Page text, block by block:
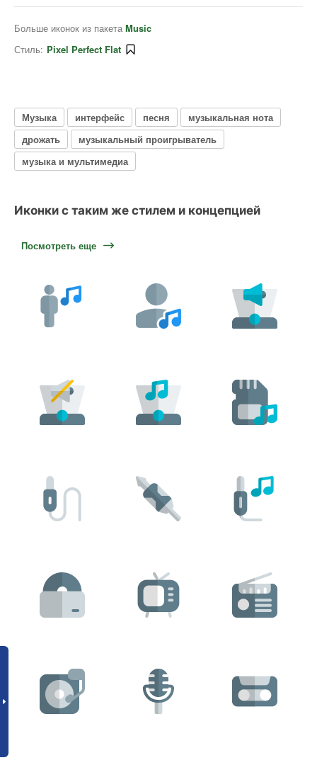
Больше иконок из пакета Music
Стиль: Pixel Perfect Flat
Музыка интерфейс песня
музыкальная нота
дрожать
музыкальный проигрыватель
музыка и мультимедиа
Иконки с таким же стилем и концепцией
Посмотреть еще